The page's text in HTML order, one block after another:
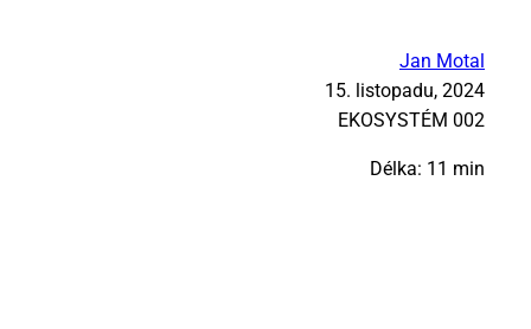
Jan Motal
15. listopadu, 2024
EKO­SYS­TÉM 002
Délka: 11 min